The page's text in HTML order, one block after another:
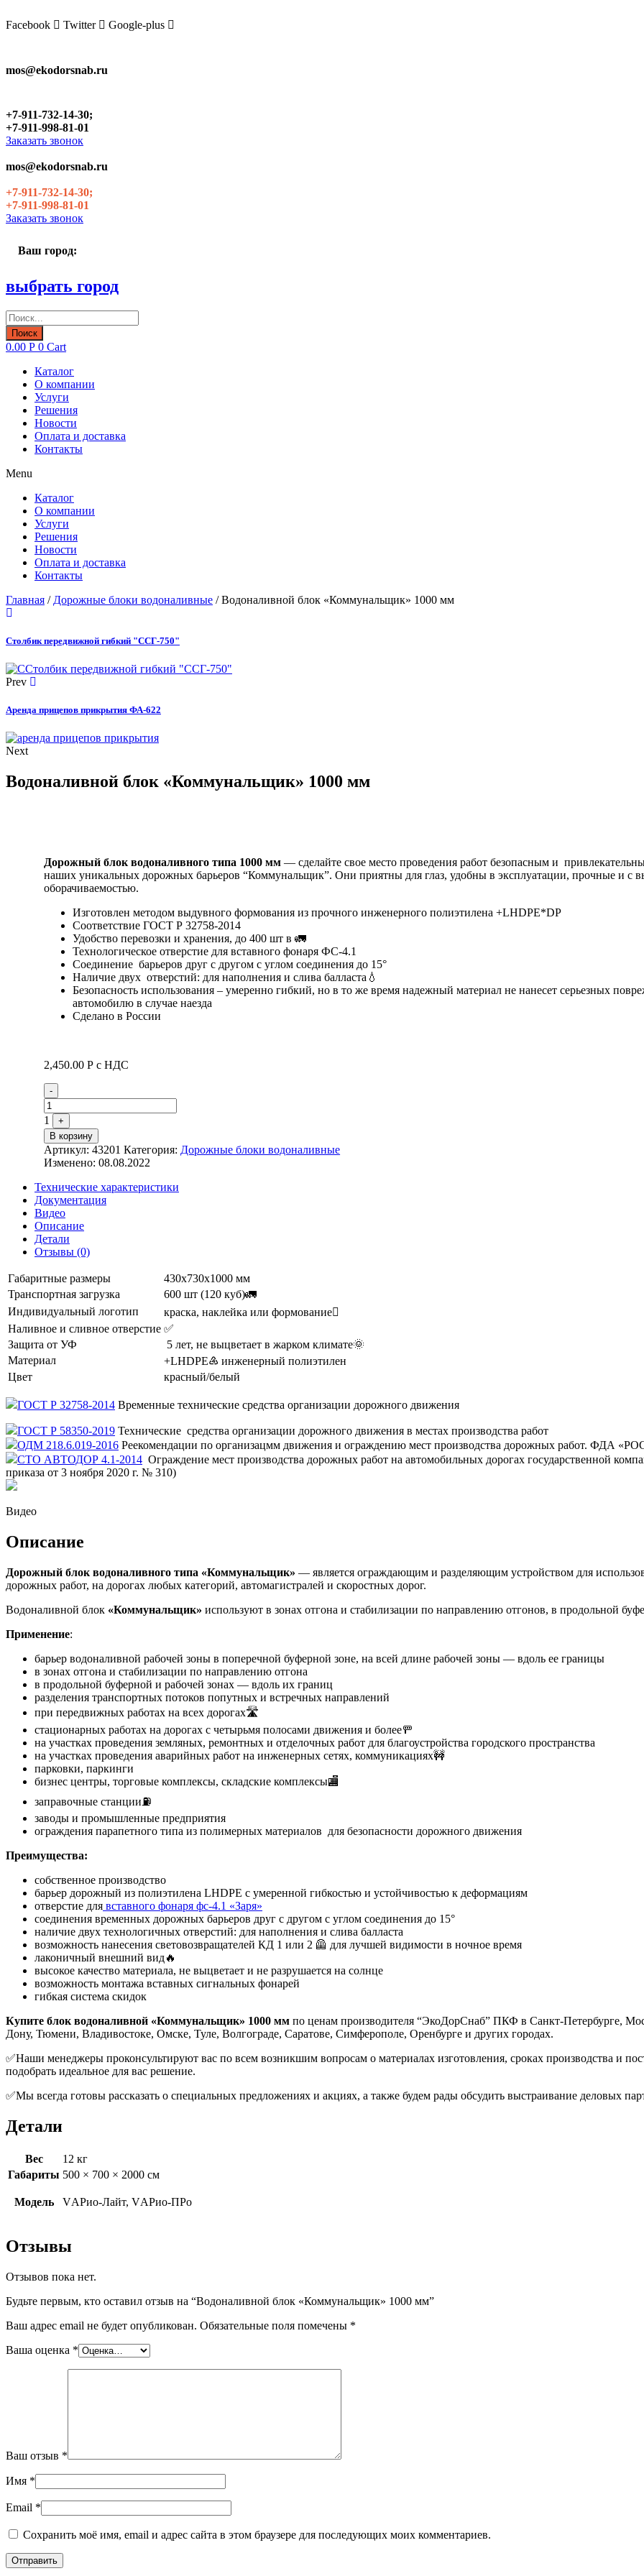
to
Facebook Twitter Google-plus
mos@ekodorsnab.ru
+7-911-732-14-30;
+7-911-998-81-01
Заказать звонок
mos@ekodorsnab.ru
+7-911-732-14-30;
+7-911-998-81-01
Заказать звонок
Ваш город:
выбрать город
Поиск
товаров
Поиск
0.00 Р 0 Cart
Каталог
О компании
Услуги
Решения
Новости
Оплата и доставка
Контакты
Menu
Каталог
О компании
Услуги
Решения
Новости
Оплата и доставка
Контакты
Главная / Дорожные блоки водоналивные / Водоналивной блок «Коммунальщик» 1000 мм
Столбик передвижной гибкий "ССГ-750"
Prev
Аренда прицепов прикрытия ФА-622
Next
Водоналивной блок «Коммунальщик» 1000 мм
Дорожный блок водоналивного типа 1000 мм— сделайте свое место проведения работ безопасным и
наших уникальных дорожных барьеров “Коммунальщик”. Они приятны для глаз, удобны в эксплуатации, прочные и с
оборачиваемостью.
Изготовлен методом выдувного формования из прочного инженерного полиэтилена +LHDPE*DP
Соответствие ГОСТ Р 32758-2014
Удобство перевозки и хранения, до 400 шт в 🚛
Технологическое отверстие для вставного фонаря ФС-4.1
Соединение барьеров друг с другом с углом соединения до 15°
Наличие двух отверстий: для наполнения и слива балласта💧
Безопасность использования – умеренно гибкий, но в то же время надежный материал не нанесет серьезных
автомобилю в случае наезда
Сделано в России
2,450.00Р с НДС
Quantity
-
1
+
В корзину
Артикул:43201 Категория: Дорожные блоки водоналивные
Изменено: 08.08.2022
Технические характеристики
Документация
Видео
Описание
Детали
Отзывы (0)
Габаритные размеры
430х730х1000 мм
Транспортная загрузка
600 шт (120 куб)🚛
Индивидуальный логотип
краска, наклейка или формование
Наливное и сливное отверстие ✅
Защита от УФ
5 лет, не выцветает в жарком климате🌞
Материал
+LHDPE♶ инженерный полиэтилен
Цвет
красный/белый
ГОСТ Р 32758-2014 Временные технические средства организации дорожного движения
ГОСТ Р 58350-2019 Технические средства организации дорожного движения в местах производства работ
ОДМ 218.6.019-2016 Реекомендации по организацмм движения и ограждению мест производства дорожных работ. ФДА
СТО АВТОДОР 4.1-2014 Ограждение мест производства дорожных работ на автомобильных дорогах государственной
приказа от 3 ноября 2020 г. № 310)
Видео
Описание
Дорожный блок водоналивного типа «Коммунальщик» — является ограждающим и разделяющим устройством для
дорожных работ, на дорогах любых категорий, автомагистралей и скоростных дорог.
Водоналивной блок «Коммунальщик» используют в зонах отгона и стабилизации по направлению отгонов, в продольной
Применение:
барьер водоналивной рабочей зоны в поперечной буферной зоне, на всей длине рабочей зоны — вдоль ее границы
в зонах отгона и стабилизации по направлению отгона
в продольной буферной и рабочей зонах — вдоль их границ
разделения транспортных потоков попутных и встречных направлений
при передвижных работах на всех дорогах🛣
стационарных работах на дорогах с четырьмя полосами движения и более🚥
на участках проведения земляных, ремонтных и отделочных работ для благоустройства городского пространства
на участках проведения аварийных работ на инженерных сетях, коммуникациях🚧
парковки, паркинги
бизнес центры, торговые комплексы, складские комплексы🏬
заправочные станции⛽
заводы и промышленные предприятия
ограждения парапетного типа из полимерных материалов для безопасности дорожного движения
Преимущества:
собственное производство
барьер дорожный из полиэтилена LHDPE с умеренной гибкостью и устойчивостью к деформациям
отверстие для вставного фонаря фс-4.1 «Заря»
соединения временных дорожных барьеров друг с другом с углом соединения до 15°
наличие двух технологичных отверстий: для наполнения и слива балласта
возможность нанесения световозвращателей КД 1 или 2 🦺 для лучшей видимости в ночное время
лаконичный внешний вид🔥
высокое качество материала, не выцветает и не разрушается на солнце
возможность монтажа вставных сигнальных фонарей
гибкая система скидок
Купите блок водоналивной «Коммунальщик» 1000 мм по ценам производителя “ЭкоДорСнаб” ПКФ в Санкт-Петербурге,
Дону, Тюмени, Владивостоке, Омске, Туле, Волгограде, Саратове, Симферополе, Оренбурге и других городах.
✅Наши менеджеры проконсультируют вас по всем возникшим вопросам о материалах изготовления, сроках производства и
подобрать идеальное для вас решение.
✅Мы всегда готовы рассказать о специальных предложениях и акциях, а также будем рады обсудить выстраивание деловых
Детали
Вес
12 кг
Габариты 500 × 700 × 2000 см
Модель VАРио-Лайт, VАРио-ПРо
Отзывы
Отзывов пока нет.
Будьте первым, кто оставил отзыв на “Водоналивной блок «Коммунальщик» 1000 мм”
Ваш адрес email не будет опубликован. Обязательные поля помечены *
Ваша оценка *
Ваш отзыв *
Имя *
Email *
Сохранить моё имя, email и адрес сайта в этом браузере для последующих моих комментариев.